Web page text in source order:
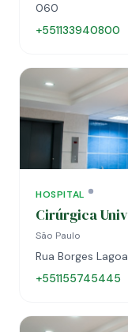
060
+551133940800
HOSPITAL
Cirúrgica
São Paulo
Rua Borges
+551155745445